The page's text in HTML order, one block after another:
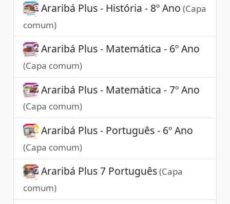
Araribá Plus - História - 8º Ano (Capa
comum)
Araribá Plus - Matemática - 6º Ano
(Capa comum)
Araribá Plus - Matemática - 7º Ano
(Capa comum)
Araribá Plus - Português - 6º Ano
(Capa comum)
Araribá Plus 7 Português(Capa
comum)